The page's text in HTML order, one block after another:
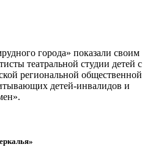
города» показали своим
театральной студии детей с
региональной общественной
детей-инвалидов и